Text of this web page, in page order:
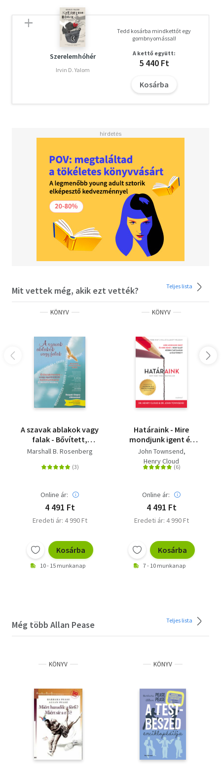
Szerelemhóhér
Irvin D. Yalom
Tedd kosárba mindkettőt egy
gombnyomással!
A kettő együtt:
5 440 Ft
Kosárba
Mit vettek még, akik ezt vették? Teljes lista
KÖNYV
A szavak ablakok vagy
falak - Bővített,
javított kiadás
Marshall B. Rosenberg
Online ár:
4 491 Ft
Eredeti ár: 4 990 Ft
Kosárba
10 - 15 munkanap
KÖNYV
Határaink - Mire
mondjunk igent és
mire nemet, hogy
saját kézben
tarthassuk az
John Townsend
Henry Cloud
Online ár:
4 491 Ft
Eredeti ár: 4 990 Ft
Kosárba
7 - 10 munkanap
Még több Allan Pease Teljes lista
KÖNYV KÖNYV